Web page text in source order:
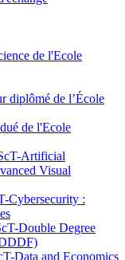
de l'Ecole
diplômé de l’École
de l'Ecole
Artificial
Visual
Cybersecurity :
Double Degree
Data and Economics